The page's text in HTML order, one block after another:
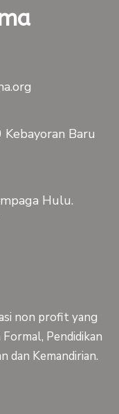
Kebayoran Baru
Hulu.
non profit yang
Pendidikan
dan Kemandirian.